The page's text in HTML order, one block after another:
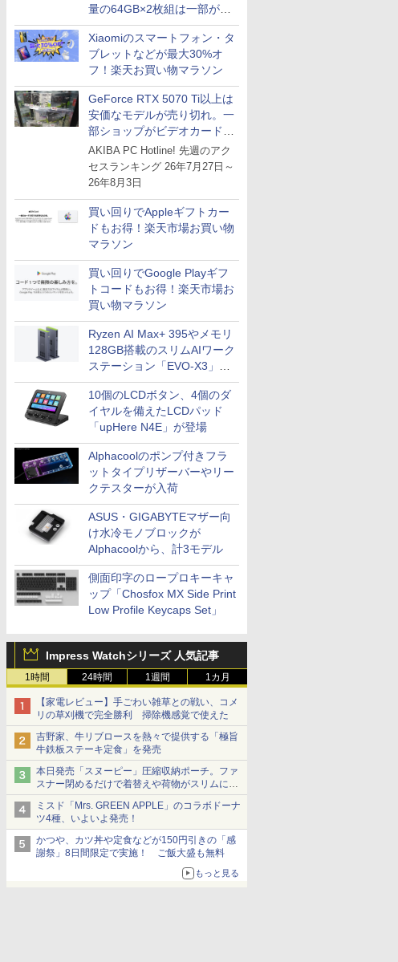
量の64GB×2枚組は一部が続
騰 [8月前半のメモリ価格]
Xiaomiのスマートフォン・タ
ブレットなどが最大30%オ
フ！楽天お買い物マラソン
GeForce RTX 5070 Ti以上は
安価なモデルが売り切れ。一
部ショップがビデオカードの
購入制限を実施したニュース
が注目を集める
AKIBA PC Hotline! 先週のアク
セスランキング 26年7月27日～
26年8月3日
買い回りでAppleギフトカー
ドもお得！楽天市場お買い物
マラソン
買い回りでGoogle Playギフ
トコードもお得！楽天市場お
買い物マラソン
Ryzen AI Max+ 395やメモリ
128GB搭載のスリムAIワーク
ステーション「EVO-X3」が
GMKtecから
10個のLCDボタン、4個のダ
イヤルを備えたLCDパッド
「upHere N4E」が登場
Alphacoolのポンプ付きフラ
ットタイプリザーバーやリー
クテスターが入荷
ASUS・GIGABYTEマザー向
け水冷モノブロックが
Alphacoolから、計3モデル
側面印字のロープロキーキャ
ップ「Chosfox MX Side Print
Low Profile Keycaps Set」
Impress Watchシリーズ 人気記事
1時間 24時間 1週間 1カ月
【家電レビュー】手ごわい雑草との戦い、コメ
リの草刈機で完全勝利 掃除機感覚で使えた
吉野家、牛リブロースを熱々で提供する「極旨
牛鉄板ステーキ定食」を発売
本日発売「スヌーピー」圧縮収納ポーチ。ファ
スナー閉めるだけで着替えや荷物がスリムにま
とまる
ミスド「Mrs. GREEN APPLE」のコラボドーナ
ツ4種、いよいよ発売！
かつや、カツ丼や定食などが150円引きの「感
謝祭」8日間限定で実施！ ご飯大盛も無料
もっと見る